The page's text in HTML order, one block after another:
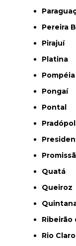
Pereira
Pirajuí
Platina
Pompéia
Pongaí
Pontal
Quatá
Queiroz
Rio Claro